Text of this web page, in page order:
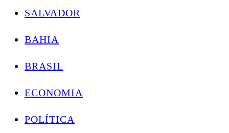
SALVADOR
BAHIA
BRASIL
ECONOMIA
POLÍTICA